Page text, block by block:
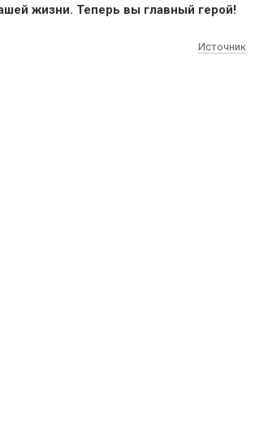
жизни. Теперь вы главный герой!
Источник